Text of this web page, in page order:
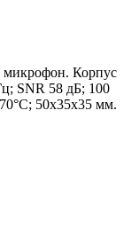
микрофон. Корпус
SNR 58 дБ; 100
50х35х35 мм.